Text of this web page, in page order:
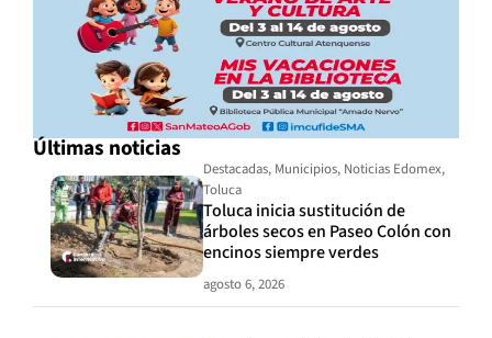
Últimas noticias
Destacadas, Municipios, Noticias Edomex,
Toluca
Toluca inicia sustitución de
árboles secos en Paseo Colón con
encinos siempre verdes
agosto 6, 2026